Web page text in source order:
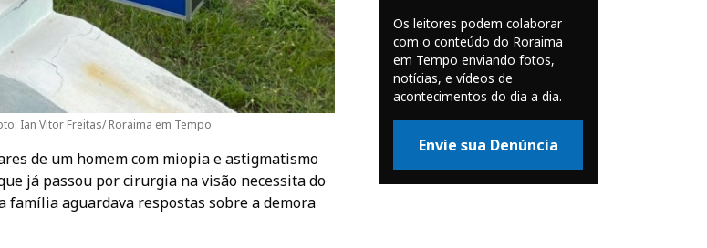
Ian Vitor Freitas/ Roraima em Tempo
de um homem com miopia e astigmatismo
já passou por cirurgia na visão necessita do
família aguardava respostas sobre a demora
Os leitores podem colaborar
com o conteúdo do Roraima
em Tempo enviando fotos,
notícias, e vídeos de
acontecimentos do dia a dia.
Envie sua Denúncia